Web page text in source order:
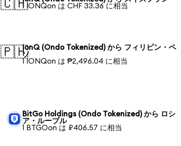
🇨🇭1 IONQon は CHF 33.36 に相当
🇵🇭IonQ (Ondo Tokenized) から フィリピン・ペ
ソ
1 IONQon は ₱2,496.04 に相当
BitGo Holdings (Ondo Tokenized) から ロシ
ア・ルーブル
1 BTGOon は ₽406.57 に相当